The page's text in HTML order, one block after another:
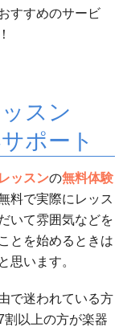
すすめのサービ
ッスン
ポート
ッスンの無料体験
料で実際にレッス
いて雰囲気などを
とを始めるときは
思います。
で迷われている方
割以上の方が楽器